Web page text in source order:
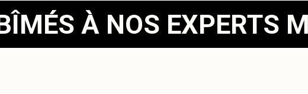
À NOS EXPERTS